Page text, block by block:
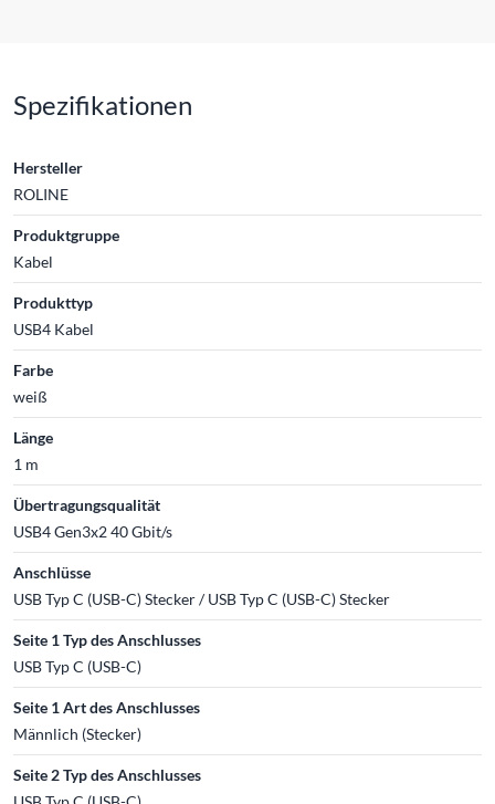
Spezifikationen
Hersteller
ROLINE
Produktgruppe
Kabel
Produkttyp
USB4 Kabel
Farbe
weiß
Länge
1 m
Übertragungsqualität
USB4 Gen3x2 40 Gbit/s
Anschlüsse
USB Typ C (USB-C) Stecker / USB Typ C (USB-C) Stecker
Seite 1 Typ des Anschlusses
USB Typ C (USB-C)
Seite 1 Art des Anschlusses
Männlich (Stecker)
Seite 2 Typ des Anschlusses